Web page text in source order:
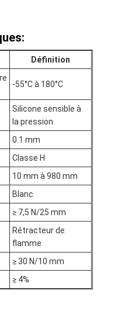
verre
d'isolation
d'aluminium
d'emballage
d'aluminium
Définition
-55°C à 180°C
Silicone sensible à
la pression
0.1 mm
Classe H
10 mm à 980 mm
Blanc
≥ 7,5 N/25 mm
Rétracteur de
flamme
≥ 30 N/10 mm
≥ 4%